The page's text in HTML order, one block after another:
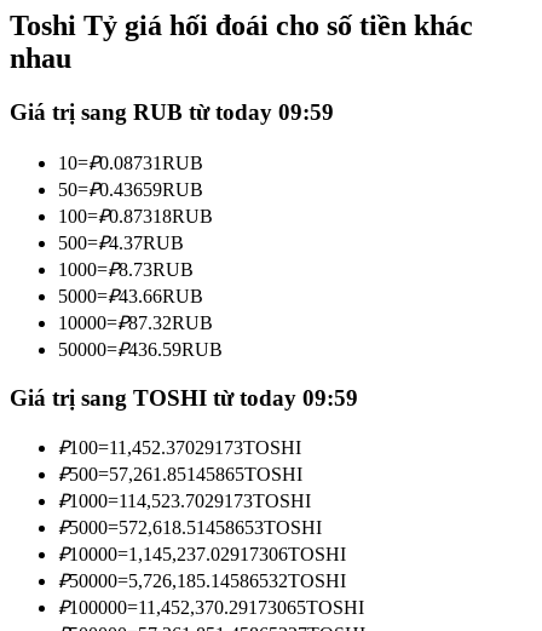
Trở thành Nhà giao dịch Sao chép
Tận hưởng chia sẻ lợi nhuận và hoa hồng giao dịch sao chép
Thông tin
Phân tích dữ liệu lớn bao gồm thông tin giao dịch, v.v.
Toshi Tỷ giá hối đoái cho số tiền khác
nhau
Giá trị sang RUB từ today 09:59
10=₽0.08731RUB
50=₽0.43659RUB
100=₽0.87318RUB
500=₽4.37RUB
1000=₽8.73RUB
5000=₽43.66RUB
10000=₽87.32RUB
50000=₽436.59RUB
Giá trị sang TOSHI từ today 09:59
₽100=11,452.37029173TOSHI
₽500=57,261.85145865TOSHI
₽1000=114,523.7029173TOSHI
₽5000=572,618.51458653TOSHI
₽10000=1,145,237.02917306TOSHI
₽50000=5,726,185.14586532TOSHI
₽100000=11,452,370.29173065TOSHI